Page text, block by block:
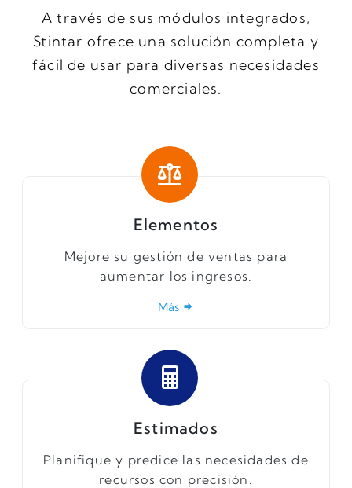
A través de sus módulos integrados,
Stintar ofrece una solución completa y
fácil de usar para diversas necesidades
comerciales.
Elementos
Mejore su gestión de ventas para
aumentar los ingresos.
Más
Estimados
Planifique y predice las necesidades de
recursos con precisión.